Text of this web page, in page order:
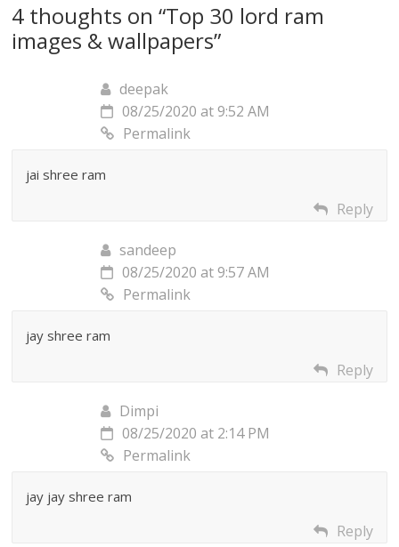
4 thoughts on “Top 30 lord ram
images & wallpapers”
deepak
08/25/2020 at 9:52 AM
Permalink
jai shree ram
Reply
sandeep
08/25/2020 at 9:57 AM
Permalink
jay shree ram
Reply
Dimpi
08/25/2020 at 2:14 PM
Permalink
jay jay shree ram
Reply